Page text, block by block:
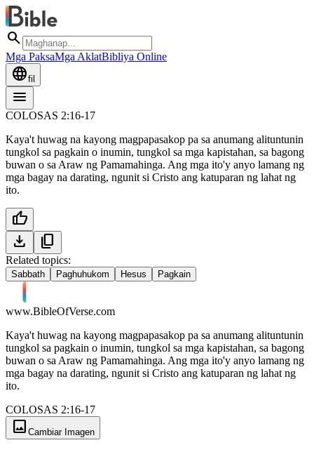
search
Mga PaksaMga AklatBibliya Online
languagefil
menu
COLOSAS 2:16-17
Kaya't huwag na kayong magpapasakop pa sa anumang alituntunin
tungkol sa pagkain o inumin, tungkol sa mga kapistahan, sa bagong
buwan o sa Araw ng Pamamahinga. Ang mga ito'y anyo lamang ng
mga bagay na darating, ngunit si Cristo ang katuparan ng lahat ng
ito.
thumb_up
download
content_copy
Related topics:
Sabbath Paghuhukom Hesus Pagkain
www.BibleOfVerse.com
Kaya't huwag na kayong magpapasakop pa sa anumang alituntunin
tungkol sa pagkain o inumin, tungkol sa mga kapistahan, sa bagong
buwan o sa Araw ng Pamamahinga. Ang mga ito'y anyo lamang ng
mga bagay na darating, ngunit si Cristo ang katuparan ng lahat ng
ito.
COLOSAS 2:16-17
image Cambiar Imagen